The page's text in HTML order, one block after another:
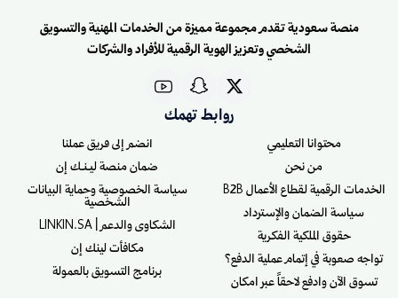
منصة سعودية تقدم مجموعة مميزة من الخدمات المهنية والتسويق
الشخصي وتعزيز الهوية الرقمية للأفراد والشركات
روابط تهمك
محتوانا التعليمي
من نحن
الخدمات الرقمية لقطاع الأعمال B2B
سياسة الضمان والإسترداد
حقوق الملكية الفكرية
تواجه صعوبة في إتمام عملية الدفع؟
تسوق الآن وادفع لاحقاً عبر امكان
انضم إلى فريق عملنا
ضمان منصة ليـنـك إن
سياسة الخصوصية وحماية البيانات
الشخصية
الشكاوى والدعم | LINKIN.SA
مكافأت لينك إن
برنامج التسويق بالعمولة